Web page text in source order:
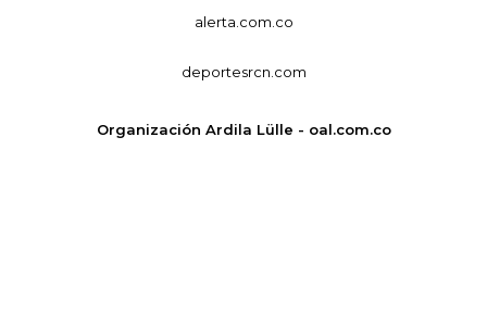
alerta.com.co
deportesrcn.com
Organización Ardila Lülle - oal.com.co